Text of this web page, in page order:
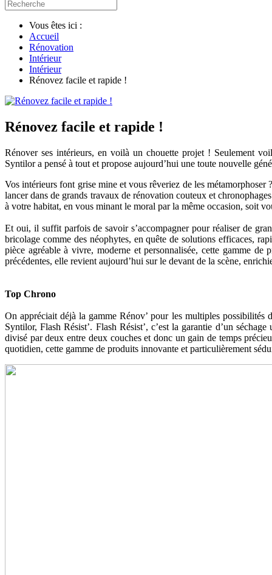
Vous êtes ici :
Accueil
Rénovation
Intérieur
Intérieur
Rénovez facile et rapide !
Rénovez facile et rapide !
Rénover ses intérieurs, en voilà un chouette projet ! Seulement
Syntilor a pensé à tout et propose aujourd’hui une toute nouvelle
Vos intérieurs font grise mine et vous rêveriez de les métamorphoser
lancer dans de grands travaux de rénovation couteux et
à votre habitat, en vous minant le moral par la même occasion, soit
Et oui, il suffit parfois de savoir s’accompagner pour réaliser de
bricolage comme des néophytes, en quête de solutions efficaces,
pièce agréable à vivre, moderne et personnalisée, cette gamme de
précédentes, elle revient aujourd’hui sur le devant de la scène,
Top Chrono
On appréciait déjà la gamme Rénov’ pour les multiples possibilités
Syntilor, Flash Résist’. Flash Résist’, c’est la garantie d’un
divisé par deux entre deux couches et donc un gain de temps
quotidien, cette gamme de produits innovante et particulièrement